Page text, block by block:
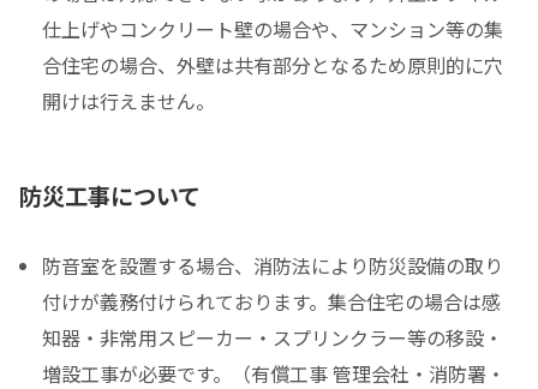
仕上げやコンクリート壁の場合や、マンション等の集
合住宅の場合、外壁は共有部分となるため原則的に穴
開けは行えません。
防災工事について
防音室を設置する場合、消防法により防災設備の取り
付けが義務付けられております。集合住宅の場合は感
知器・非常用スピーカー・スプリンクラー等の移設・
増設工事が必要です。（有償工事 管理会社・消防署・